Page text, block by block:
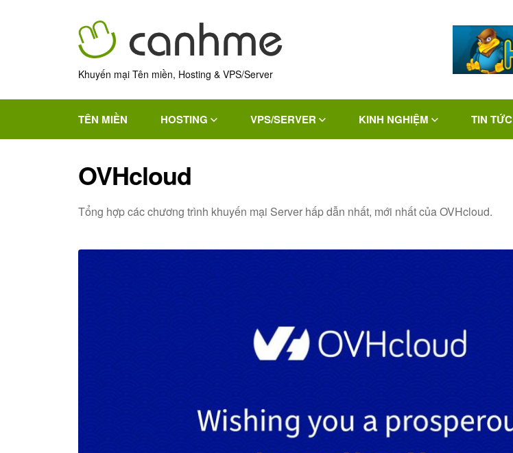
Khuyến mại Tên miền, Hosting & VPS/Server
TÊN MIỀN HOSTING VPS/SERVER KINH NGHIỆM TIN TỨC
OVHcloud
Tổng hợp các chương trình khuyến mại Server hấp dẫn nhất, mới nhất của OVHcloud.